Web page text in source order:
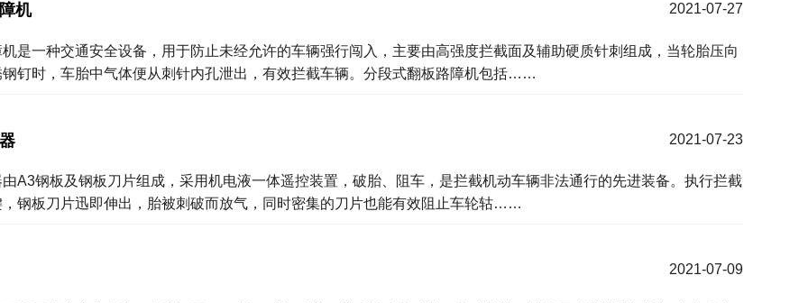
2021-07-27
机
是一种交通安全设备，用于防止未经允许的车辆强行闯入，主要由高强度拦截面及辅助硬质针刺组成，当轮胎压向
钉时，车胎中气体便从刺针内孔泄出，有效拦截车辆。分段式翻板路障机包括……
2021-07-23
A3钢板及钢板刀片组成，采用机电液一体遥控装置，破胎、阻车，是拦截机动车辆非法通行的先进装备。执行拦截
钢板刀片迅即伸出，胎被刺破而放气，同时密集的刀片也能有效阻止车轮轱……
2021-07-09